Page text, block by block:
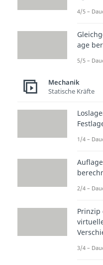
wird
zwei
die
bei
– ist
aber
4/5 –
age
5/5 –
Mechanik
Statische Kräfte
1/4 –
2/4 –
Prinzip
3/4 –